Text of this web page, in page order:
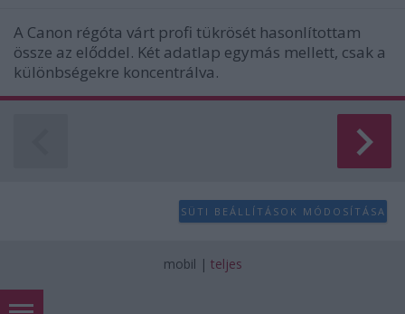
A Canon régóta várt profi tükrösét hasonlítottam
össze az előddel. Két adatlap egymás mellett, csak a
különbségekre koncentrálva.
SÜTI BEÁLLÍTÁSOK MÓDOSÍTÁSA
mobil | teljes